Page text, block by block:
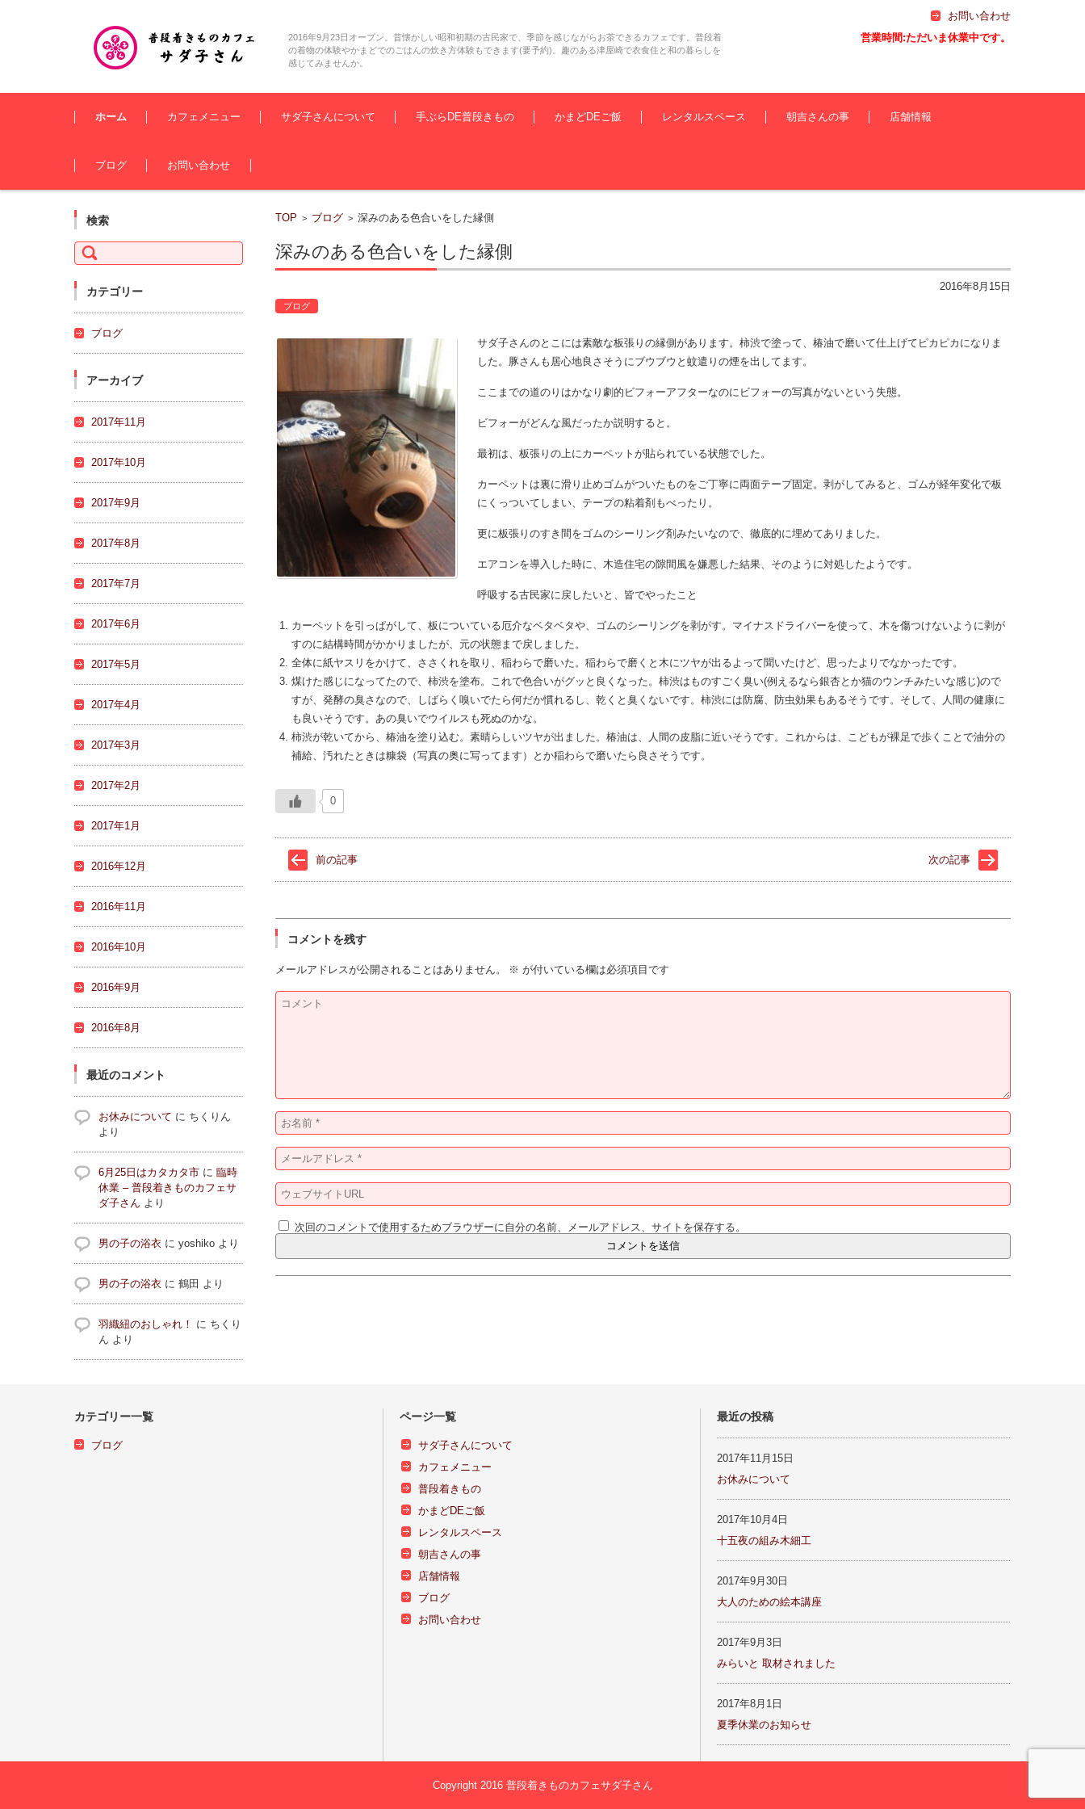
2016年9月23日オープン。昔懐かしい昭和初期の古民家で、季節を感じながらお茶できるカフェです。普段着
の着物の体験やかまどでのごはんの炊き方体験もできます(要予約)。趣のある津屋崎で衣食住と和の暮らしを
感じてみませんか。
お問い合わせ
営業時間:ただいま休業中です。
コンテンツに移動
ホーム
カフェメニュー サダ子さんについて 手ぶらDE普段きもの かまどDEご飯 レンタルスペース 朝吉さんの事 店舗情報
ブログ お問い合わせ
TOP > ブログ> 深みのある色合いをした縁側
深みのある色合いをした縁側
2016年8月15日
ブログ
サダ子さんのとこには素敵な板張りの縁側があります。柿渋で塗って、椿油で磨いて仕上げてピカピカになりま
した。豚さんも居心地良さそうにブウブウと蚊遣りの煙を出してます。
ここまでの道のりはかなり劇的ビフォーアフターなのにビフォーの写真がないという失態。
ビフォーがどんな風だったか説明すると。
最初は、板張りの上にカーペットが貼られている状態でした。
カーペットは裏に滑り止めゴムがついたものをご丁寧に両面テープ固定。剥がしてみると、ゴムが経年変化で板
にくっついてしまい、テープの粘着剤もべったり。
更に板張りのすき間をゴムのシーリング剤みたいなので、徹底的に埋めてありました。
エアコンを導入した時に、木造住宅の隙間風を嫌悪した結果、そのように対処したようです。
呼吸する古民家に戻したいと、皆でやったこと
カーペットを引っぱがして、板についている厄介なベタベタや、ゴムのシーリングを剥がす。マイナスドライバーを使って、木を傷つけないように剥が
すのに結構時間がかかりましたが、元の状態まで戻しました。
全体に紙ヤスリをかけて、ささくれを取り、稲わらで磨いた。稲わらで磨くと木にツヤが出るよって聞いたけど、思ったよりでなかったです。
煤けた感じになってたので、柿渋を塗布。これで色合いがグッと良くなった。柿渋はものすごく臭い(例えるなら銀杏とか猫のウンチみたいな感じ)ので
すが、発酵の臭さなので、しばらく嗅いでたら何だか慣れるし、乾くと臭くないです。柿渋には防腐、防虫効果もあるそうです。そして、人間の健康に
も良いそうです。あの臭いでウイルスも死ぬのかな。
柿渋が乾いてから、椿油を塗り込む。素晴らしいツヤが出ました。椿油は、人間の皮脂に近いそうです。これからは、こどもが裸足で歩くことで油分の
補給、汚れたときは糠袋（写真の奥に写ってます）とか稲わらで磨いたら良さそうです。
0
前の記事 次の記事
コメントを残す
メールアドレスが公開されることはありません。 ※ が付いている欄は必須項目です
次回のコメントで使用するためブラウザーに自分の名前、メールアドレス、サイトを保存する。
検索
検
索:
カテゴリー
ブログ
アーカイブ
2017年11月
2017年10月
2017年9月
2017年8月
2017年7月
2017年6月
2017年5月
2017年4月
2017年3月
2017年2月
2017年1月
2016年12月
2016年11月
2016年10月
2016年9月
2016年8月
最近のコメント
お休みについて に ちくりん
より
6月25日はカタカタ市 に 臨時
休業 – 普段着きものカフェサ
ダ子さん より
男の子の浴衣 に yoshiko より
男の子の浴衣 に 鶴田 より
羽織紐のおしゃれ！ に ちくり
ん より
カテゴリー一覧
ブログ
ページ一覧
サダ子さんについて
カフェメニュー
普段着きもの
かまどDEご飯
レンタルスペース
朝吉さんの事
店舗情報
ブログ
お問い合わせ
最近の投稿
2017年11月15日
お休みについて
2017年10月4日
十五夜の組み木細工
2017年9月30日
大人のための絵本講座
2017年9月3日
みらいと 取材されました
2017年8月1日
夏季休業のお知らせ
Copyright 2016 普段着きものカフェサダ子さん